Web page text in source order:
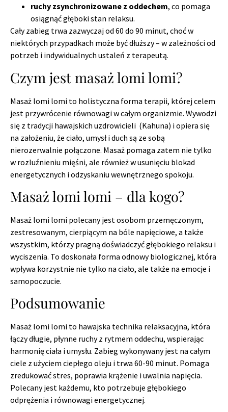
ruchy zsynchronizowane z oddechem, co pomaga
osiągnąć głęboki stan relaksu.
Cały zabieg trwa zazwyczaj od 60 do 90 minut, choć w
niektórych przypadkach może być dłuższy – w zależności od
potrzeb i indywidualnych ustaleń z terapeutą.
Czym jest masaż lomi lomi?
Masaż lomi lomi to holistyczna forma terapii, której celem
jest przywrócenie równowagi w całym organizmie. Wywodzi
się z tradycji hawajskich uzdrowicieli (Kahuna) i opiera się
na założeniu, że ciało, umysł i duch są ze sobą
nierozerwalnie połączone. Masaż pomaga zatem nie tylko
w rozluźnieniu mięśni, ale również w usunięciu blokad
energetycznych i odzyskaniu wewnętrznego spokoju.
Masaż lomi lomi – dla kogo?
Masaż lomi lomi polecany jest osobom przemęczonym,
zestresowanym, cierpiącym na bóle napięciowe, a także
wszystkim, którzy pragną doświadczyć głębokiego relaksu i
wyciszenia. To doskonała forma odnowy biologicznej, która
wpływa korzystnie nie tylko na ciało, ale także na emocje i
samopoczucie.
Podsumowanie
Masaż lomi lomi to hawajska technika relaksacyjna, która
łączy długie, płynne ruchy z rytmem oddechu, wspierając
harmonię ciała i umysłu. Zabieg wykonywany jest na całym
ciele z użyciem ciepłego oleju i trwa 60-90 minut. Pomaga
zredukować stres, poprawia krążenie i uwalnia napięcia.
Polecany jest każdemu, kto potrzebuje głębokiego
odprężenia i równowagi energetycznej.